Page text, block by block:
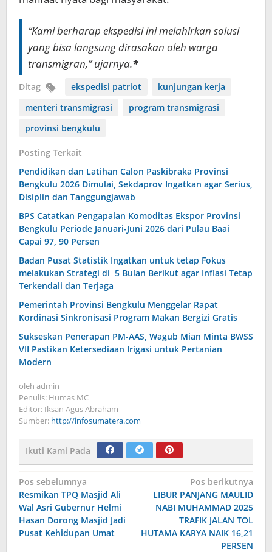
“Kami berharap ekspedisi ini melahirkan solusi
yang bisa langsung dirasakan oleh warga
transmigran,” ujarnya.*
Ditag ekspedisi patriot
kunjungan kerja
menteri transmigrasi
program transmigrasi
provinsi bengkulu
Posting Terkait
Pendidikan dan Latihan Calon Paskibraka Provinsi
Bengkulu 2026 Dimulai, Sekdaprov Ingatkan agar Serius,
Disiplin dan Tanggungjawab
BPS Catatkan Pengapalan Komoditas Ekspor Provinsi
Bengkulu Periode Januari-Juni 2026 dari Pulau Baai
Capai 97, 90 Persen
Badan Pusat Statistik Ingatkan untuk tetap Fokus
melakukan Strategi di 5 Bulan Berikut agar Inflasi Tetap
Terkendali dan Terjaga
Pemerintah Provinsi Bengkulu Menggelar Rapat
Kordinasi Sinkronisasi Program Makan Bergizi Gratis
Sukseskan Penerapan PM-AAS, Wagub Mian Minta BWSS
VII Pastikan Ketersediaan Irigasi untuk Pertanian
Modern
oleh admin
Penulis: Humas MC
Editor: Iksan Agus Abraham
Sumber: http://infosumatera.com
Ikuti Kami Pada
Navigasi
pos
Pos sebelumnya
Resmikan TPQ Masjid Ali
Wal Asri Gubernur Helmi
Hasan Dorong Masjid Jadi
Pusat Kehidupan Umat
Pos berikutnya
LIBUR PANJANG MAULID
NABI MUHAMMAD 2025
TRAFIK JALAN TOL
HUTAMA KARYA NAIK 16,21
PERSEN